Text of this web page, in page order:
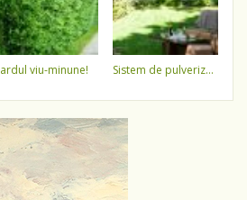
gardul viu-minune! sistem de pulverizare a apei